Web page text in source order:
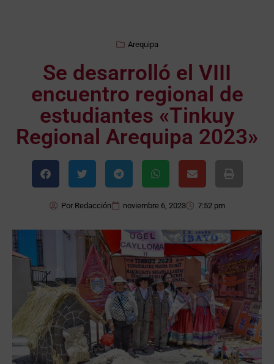
Arequipa
Se desarrolló el VIII
encuentro regional de
estudiantes «Tinkuy
Regional Arequipa 2023»
PorRedacción noviembre 6, 2023 7:52 pm